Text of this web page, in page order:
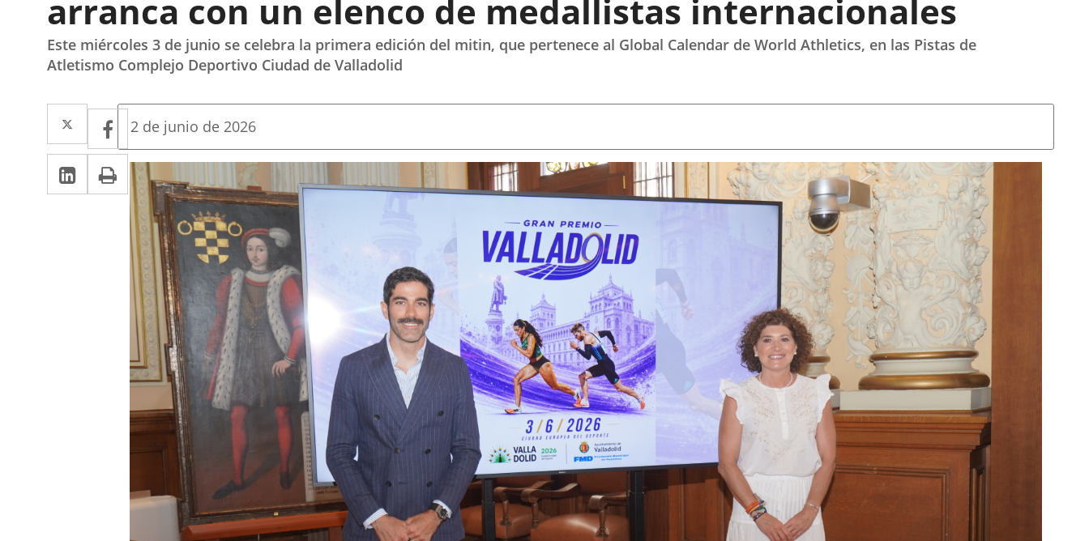
arranca con un elenco de medallistas internacionales
Este miércoles 3 de junio se celebra la primera edición del mitin, que pertenece al Global Calendar de World Athletics, en las Pistas de
Atletismo Complejo Deportivo Ciudad de Valladolid
Twitter
Enlace
a
una
aplicación
externa.
Facebook
Enlace
a
una
aplicación
externa.
Linkedin
Enlace
a
aplicación
externa.
Print
Fecha
la
noticia
2 de junio de 2026